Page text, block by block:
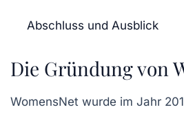
Abschluss und Ausblick
Die Gründung von
WomensNet wurde im Jahr